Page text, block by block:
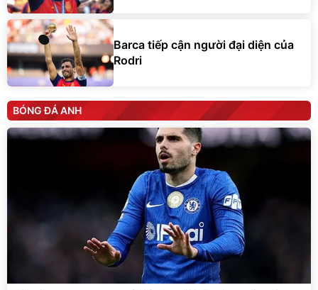
Barca tiếp cận người đại diện của
Rodri
BÓNG ĐÁ ANH